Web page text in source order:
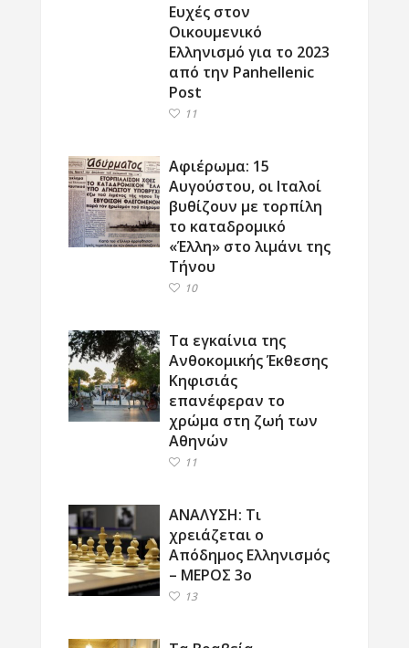
Ευχές στον
Οικουμενικό
Ελληνισμό για το 2023
από την Panhellenic
Post
11
Αφιέρωμα: 15
Αυγούστου, οι Ιταλοί
βυθίζουν με τορπίλη
το καταδρομικό
«Έλλη» στο λιμάνι της
Τήνου
10
Τα εγκαίνια της
Ανθοκομικής Έκθεσης
Κηφισιάς
επανέφεραν το
χρώμα στη ζωή των
Αθηνών
11
ΑΝΑΛΥΣΗ: Τι
χρειάζεται ο
Απόδημος Ελληνισμός
– ΜΕΡΟΣ 3ο
13